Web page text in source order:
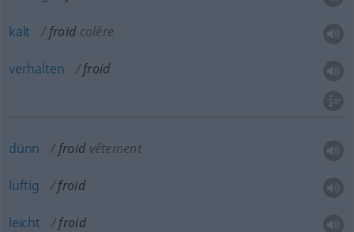
kalt froid colère
verhalten froid
dünn froid vêtement
luftig froid
leicht froid